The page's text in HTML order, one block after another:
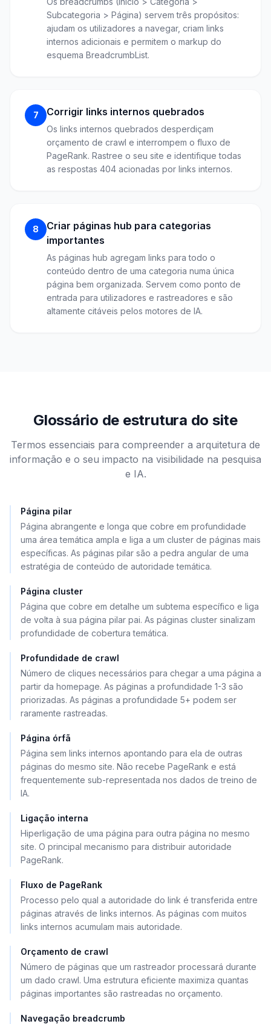
Subcategoria > Página) servem três propósitos:
ajudam os utilizadores a navegar, criam links
internos adicionais e permitem o markup do
esquema BreadcrumbList.
7 Corrigir links internos quebrados
Os links internos quebrados desperdiçam
orçamento de crawl e interrompem o fluxo de
PageRank. Rastree o seu site e identifique todas
as respostas 404 acionadas por links internos.
8
Criar páginas hub para categorias
importantes
As páginas hub agregam links para todo o
conteúdo dentro de uma categoria numa única
página bem organizada. Servem como ponto de
entrada para utilizadores e rastreadores e são
altamente citáveis pelos motores de IA.
Glossário de estrutura do site
Termos essenciais para compreender a arquitetura de
informação e o seu impacto na visibilidade na pesquisa
e IA.
Página pilar
Página abrangente e longa que cobre em profundidade
uma área temática ampla e liga a um cluster de páginas mais
específicas. As páginas pilar são a pedra angular de uma
estratégia de conteúdo de autoridade temática.
Página cluster
Página que cobre em detalhe um subtema específico e liga
de volta à sua página pilar pai. As páginas cluster sinalizam
profundidade de cobertura temática.
Profundidade de crawl
Número de cliques necessários para chegar a uma página a
partir da homepage. As páginas a profundidade 1-3 são
priorizadas. As páginas a profundidade 5+ podem ser
raramente rastreadas.
Página órfã
Página sem links internos apontando para ela de outras
páginas do mesmo site. Não recebe PageRank e está
frequentemente sub-representada nos dados de treino de
IA.
Ligação interna
Hiperligação de uma página para outra página no mesmo
site. O principal mecanismo para distribuir autoridade
PageRank.
Fluxo de PageRank
Processo pelo qual a autoridade do link é transferida entre
páginas através de links internos. As páginas com muitos
links internos acumulam mais autoridade.
Orçamento de crawl
Número de páginas que um rastreador processará durante
um dado crawl. Uma estrutura eficiente maximiza quantas
páginas importantes são rastreadas no orçamento.
Navegação breadcrumb